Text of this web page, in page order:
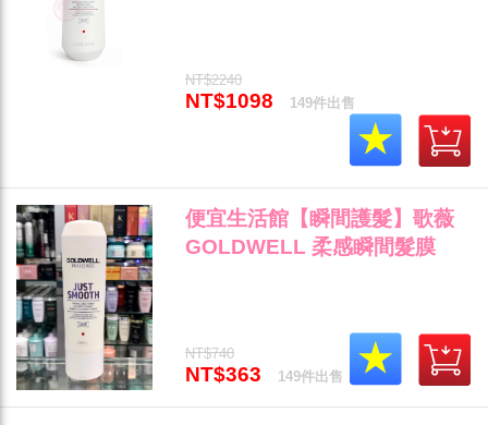
NT$2240
NT$1098 149件出售
便宜生活館【瞬間護髮】歌薇
GOLDWELL 柔感瞬間髮膜
NT$740
NT$363 149件出售